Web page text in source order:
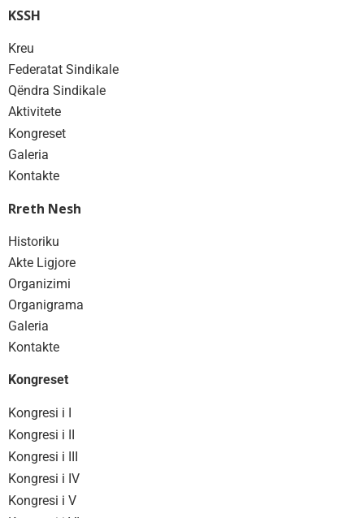
KSSH
Kreu
Federatat Sindikale
Qëndra Sindikale
Aktivitete
Kongreset
Galeria
Kontakte
Rreth Nesh
Historiku
Akte Ligjore
Organizimi
Organigrama
Galeria
Kontakte
Kongreset
Kongresi i I
Kongresi i II
Kongresi i III
Kongresi i IV
Kongresi i V